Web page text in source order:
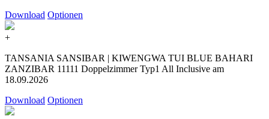
Download Optionen
+
TANSANIA SANSIBAR | KIWENGWA TUI BLUE BAHARI
ZANZIBAR 11111 Doppelzimmer Typ1 All Inclusive am
18.09.2026
Download Optionen